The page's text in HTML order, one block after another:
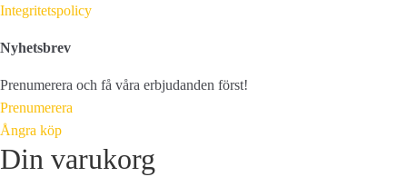
Integritetspolicy
Nyhetsbrev
Prenumerera och få våra erbjudanden först!
Prenumerera
Ångra köp
Din varukorg